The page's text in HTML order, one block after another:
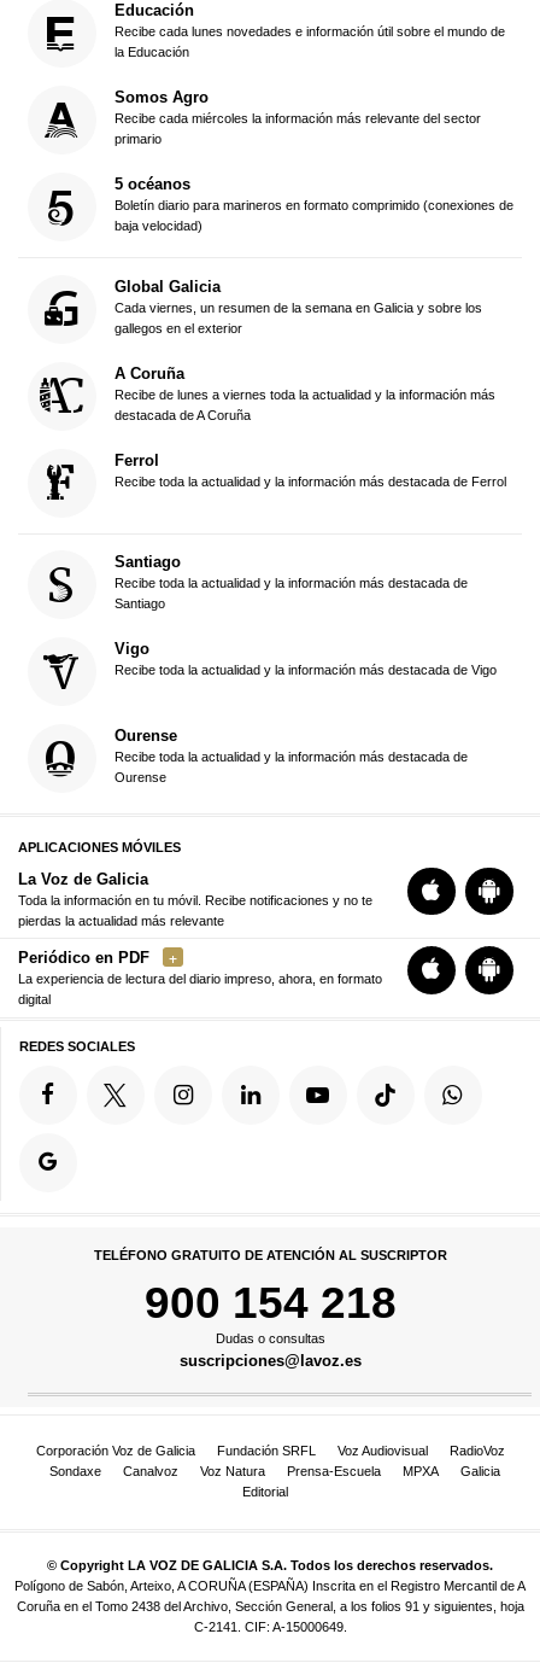
Educación
Recibe cada lunes novedades e información útil sobre el mundo de
la Educación
Somos Agro
Recibe cada miércoles la información más relevante del sector
primario
5 océanos
Boletín diario para marineros en formato comprimido (conexiones de
baja velocidad)
Global Galicia
Cada viernes, un resumen de la semana en Galicia y sobre los
gallegos en el exterior
A Coruña
Recibe de lunes a viernes toda la actualidad y la información más
destacada de A Coruña
Ferrol
Recibe toda la actualidad y la información más destacada de Ferrol
Santiago
Recibe toda la actualidad y la información más destacada de
Santiago
Vigo
Recibe toda la actualidad y la información más destacada de Vigo
Ourense
Recibe toda la actualidad y la información más destacada de
Ourense
APLICACIONES MÓVILES
La Voz de Galicia
Toda la información en tu móvil. Recibe notificaciones y no te
pierdas la actualidad más relevante
Periódico en PDF
La experiencia de lectura del diario impreso, ahora, en formato
digital
REDES SOCIALES
TELÉFONO GRATUITO DE ATENCIÓN AL SUSCRIPTOR
900 154 218
Dudas o consultas
suscripciones@lavoz.es
Corporación Voz de Galicia Fundación SRFL Voz Audiovisual
RadioVoz
Sondaxe
Canalvoz Voz Natura Prensa-Escuela MPXA
Galicia
Editorial
© Copyright LA VOZ DE GALICIA S.A. Todos los derechos reservados.
Polígono de Sabón, Arteixo, A CORUÑA (ESPAÑA) Inscrita en el Registro Mercantil de A
Coruña en el Tomo 2438 del Archivo, Sección General, a los folios 91 y siguientes, hoja
C-2141. CIF: A-15000649.